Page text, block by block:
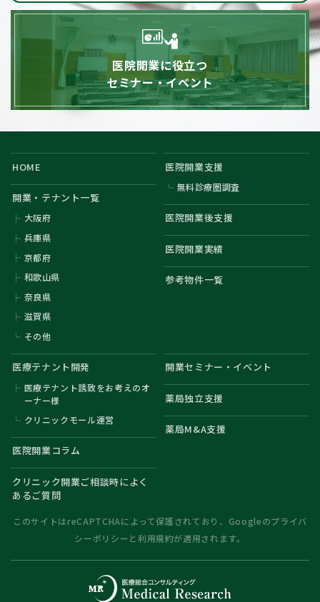
医院開業に役立つ
セミナー・イベント
HOME
開業・テナント一覧
大阪府
兵庫県
京都府
和歌山県
奈良県
滋賀県
その他
医院開業支援
無料診療圏調査
医院開業後支援
医院開業実績
参考物件一覧
医療テナント開発
医療テナント誘致をお考えのオ
ーナー様
クリニックモール運営
医院開業コラム
クリニック開業ご相談時によく
あるご質問
開業セミナー・イベント
薬局独立支援
薬局M&A支援
このサイトはreCAPTCHAによって保護されており、Googleのプライバ
シーポリシーと利用規約が適用されます。